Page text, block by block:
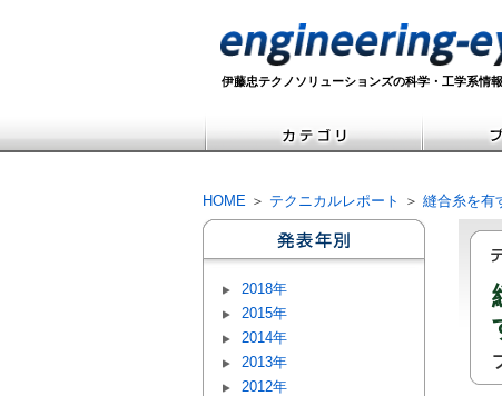
伊藤忠テクノソリューションズの科学・工学系情
HOME ＞ テクニカルレポート ＞ 縫合糸を有
2018年
2015年
2014年
2013年
2012年